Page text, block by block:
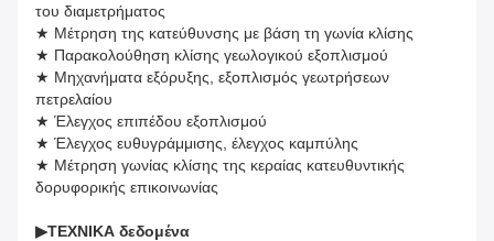
του διαμετρήματος
★ Μέτρηση της κατεύθυνσης με βάση τη γωνία κλίσης
★ Παρακολούθηση κλίσης γεωλογικού εξοπλισμού
★ Μηχανήματα εξόρυξης, εξοπλισμός γεωτρήσεων
πετρελαίου
★ Έλεγχος επιπέδου εξοπλισμού
★ Έλεγχος ευθυγράμμισης, έλεγχος καμπύλης
★ Μέτρηση γωνίας κλίσης της κεραίας κατευθυντικής
δορυφορικής επικοινωνίας
▶ΤΕΧΝΙΚΑ δεδομένα